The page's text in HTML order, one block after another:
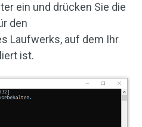
ein und drücken Sie die
den
Laufwerks, auf dem Ihr
ist.